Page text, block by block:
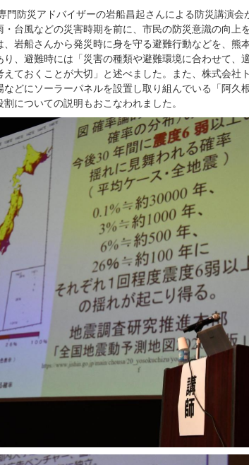
門防災アドバイザーの岩船昌起さんによる防災講演会
・台風などの災害時期を前に、市民の防災意識の向上
、岩船さんから発災時に身を守る避難行動などを、熊
り、避難時には「災害の種類や避難環境に合わせて、
えておくことが大切」と述べました。また、株式会社
などにソーラーパネルを設置し取り組んでいる「阿久
についての説明もおこなわれました。